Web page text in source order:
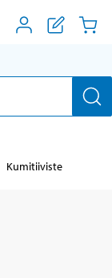
Kumitiiviste